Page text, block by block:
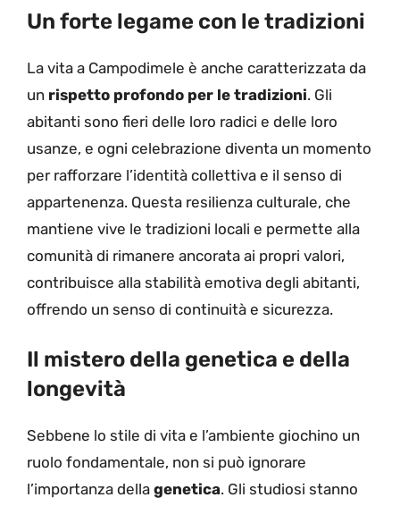
Un forte legame con le tradizioni
La vita a Campodimele è anche caratterizzata da
un rispetto profondo per le tradizioni. Gli
abitanti sono fieri delle loro radici e delle loro
usanze, e ogni celebrazione diventa un momento
per rafforzare l’identità collettiva e il senso di
appartenenza. Questa resilienza culturale, che
mantiene vive le tradizioni locali e permette alla
comunità di rimanere ancorata ai propri valori,
contribuisce alla stabilità emotiva degli abitanti,
offrendo un senso di continuità e sicurezza.
Il mistero della genetica e della
longevità
Sebbene lo stile di vita e l’ambiente giochino un
ruolo fondamentale, non si può ignorare
l’importanza della genetica. Gli studiosi stanno